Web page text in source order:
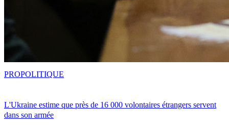
L'Ukraine estime que près de 16 000 volontaires étrangers servent
dans son armée
PROPOLITIQUE